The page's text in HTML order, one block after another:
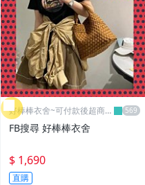
好棒棒衣舍~可付款後超商取
貨
FB搜尋 好棒棒衣舍
$ 1,690
直購